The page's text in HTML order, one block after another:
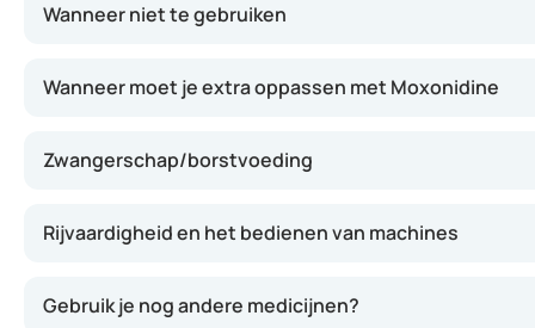
Wanneer niet te gebruiken
Wanneer moet je extra oppassen met Moxonidine
Zwangerschap/borstvoeding
Rijvaardigheid en het bedienen van machines
Gebruik je nog andere medicijnen?